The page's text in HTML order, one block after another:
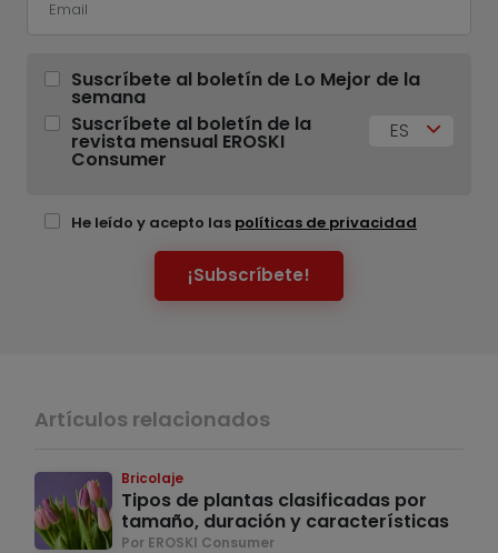
Suscríbete al boletín de Lo Mejor de la
semana
Suscríbete al boletín de la
revista mensual EROSKI
Consumer
ES
He leído y acepto las políticas de privacidad
¡Subscríbete!
Artículos relacionados
Bricolaje
Tipos de plantas clasificadas por
tamaño, duración y características
Por EROSKI Consumer